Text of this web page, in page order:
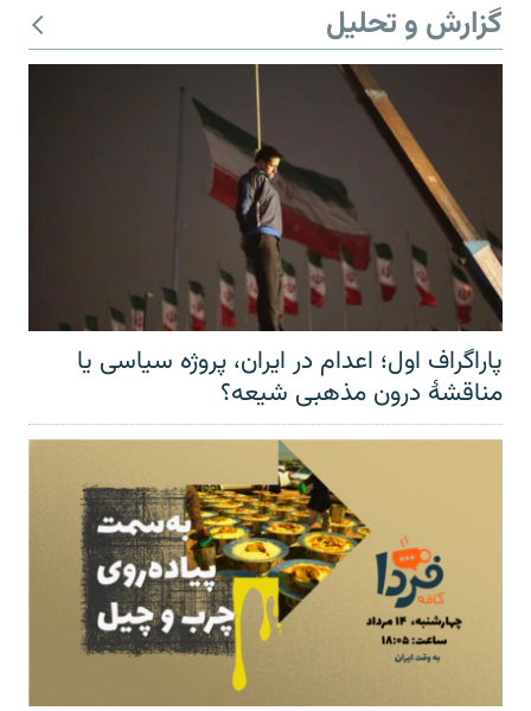
گزارش و تحلیل
پاراگراف اول؛ اعدام در ایران، پروژه سیاسی یا
مناقشهٔ درون مذهبی شیعه؟